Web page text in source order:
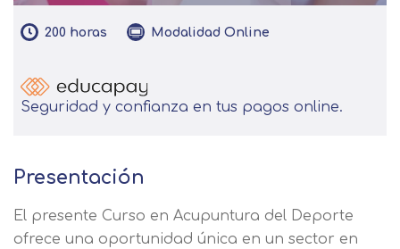
200 horas Modalidad Online
Seguridad y confianza en tus pagos online.
Presentación
El presente Curso en Acupuntura del Deporte
ofrece una oportunidad única en un sector en